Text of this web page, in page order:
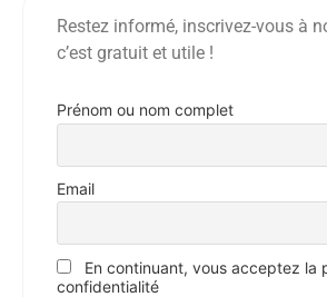
Restez informé, inscrivez-vous à
c’est gratuit et utile !
Prénom ou nom complet
Email
En continuant, vous acceptez la
confidentialité